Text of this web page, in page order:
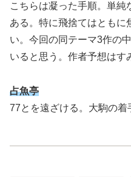
こちらは凝った手順。単
ある。特に飛捨てはともに
い。今回の同テーマ3作の
いると思う。作者予想はす
占魚亭
77とを遠ざける。大駒の着